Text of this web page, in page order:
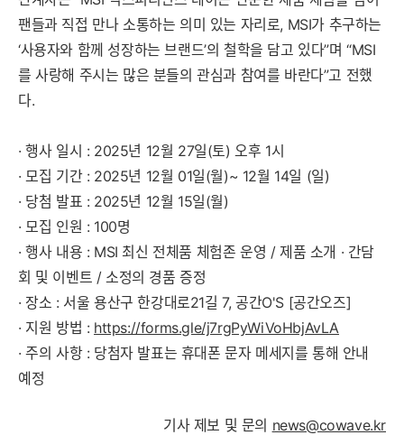
팬들과 직접 만나 소통하는 의미 있는 자리로, MSI가 추구하는
‘사용자와 함께 성장하는 브랜드’의 철학을 담고 있다”며 “MSI
를 사랑해 주시는 많은 분들의 관심과 참여를 바란다”고 전했
다.
· 행사 일시 : 2025년 12월 27일(토) 오후 1시
· 모집 기간 : 2025년 12월 01일(월)~ 12월 14일 (일)
· 당첨 발표 : 2025년 12월 15일(월)
· 모집 인원 : 100명
· 행사 내용 : MSI 최신 전체품 체험존 운영 / 제품 소개 · 간담
회 및 이벤트 / 소정의 경품 증정
· 장소 : 서울 용산구 한강대로21길 7, 공간O'S [공간오즈]
· 지원 방법 : https://forms.gle/j7rgPyWiVoHbjAvLA
· 주의 사항 : 당첨자 발표는 휴대폰 문자 메세지를 통해 안내
예정
기사 제보 및 문의 news@cowave.kr